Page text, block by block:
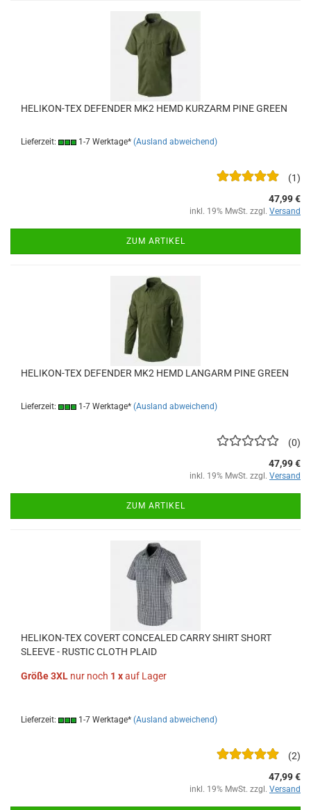
HELIKON-TEX DEFENDER MK2 HEMD KURZARM PINE GREEN
Lieferzeit: 1-7 Werktage* (Ausland abweichend)
1
47,99 €
inkl. 19% MwSt. zzgl. Versand
ZUM ARTIKEL
HELIKON-TEX DEFENDER MK2 HEMD LANGARM PINE GREEN
Lieferzeit: 1-7 Werktage* (Ausland abweichend)
0
47,99 €
inkl. 19% MwSt. zzgl. Versand
ZUM ARTIKEL
HELIKON-TEX COVERT CONCEALED CARRY SHIRT SHORT
SLEEVE - RUSTIC CLOTH PLAID
Größe 3XL nur noch 1 xauf Lager
Lieferzeit: 1-7 Werktage* (Ausland abweichend)
2
47,99 €
inkl. 19% MwSt. zzgl. Versand